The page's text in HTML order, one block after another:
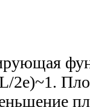
2e)~1.